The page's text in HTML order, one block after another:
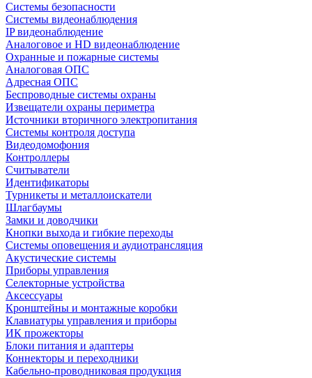
Системы безопасности
Системы видеонаблюдения
IP видеонаблюдение
Аналоговое и HD видеонаблюдение
Охранные и пожарные системы
Аналоговая ОПС
Адресная ОПС
Беспроводные системы охраны
Извещатели охраны периметра
Источники вторичного электропитания
Системы контроля доступа
Видеодомофония
Контроллеры
Считыватели
Идентификаторы
Турникеты и металлоискатели
Шлагбаумы
Замки и доводчики
Кнопки выхода и гибкие переходы
Системы оповещения и аудиотрансляция
Акустические системы
Приборы управления
Селекторные устройства
Аксессуары
Кронштейны и монтажные коробки
Клавиатуры управления и приборы
ИК прожекторы
Блоки питания и адаптеры
Коннекторы и переходники
Кабельно-проводниковая продукция